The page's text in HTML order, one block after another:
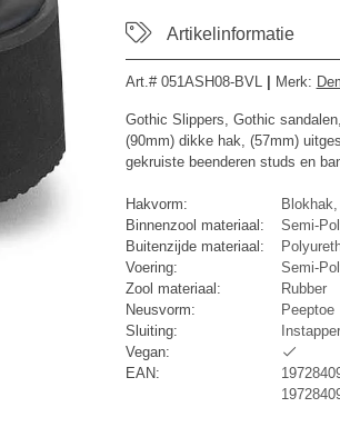
Artikelinformatie
Art.# 051ASH08-BVL Merk:
Gothic Slippers, Gothic
(90mm) dikke hak, (57mm)
gekruiste beenderen studs en
Hakvorm:
Binnenzool materiaal:
Semi-
Buitenzijde materiaal:
Voering:
Semi-
Zool materiaal:
Rubber
Neusvorm:
Peeptoe
Sluiting:
Vegan:
EAN: